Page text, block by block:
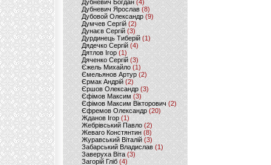
Дубневич Богдан (4)
Дубневич Ярослав (8)
Дубовой Олександр(9)
Думчев Сергій (2)
Дунаєв Сергій(3)
Дурдинець Тиберій (1)
Дядечко Сергій (4)
Дятлов Ігор (1)
Дяченко Сергій (3)
Єжель Михайло (1)
Ємельянов Артур (2)
Єрмак Андрій (2)
Єршов Олександр (3)
Єфімов Максим (3)
Єфімов Максим Вікторович (2)
Єфремов Олександр (20)
Жданов Ігор (1)
Жебрівський Павло (2)
Жеваго Констянтин (8)
Журавський Віталій (3)
Забарський Владислав (1)
Заверуха Віта (3)
Загорій Гліб (4)